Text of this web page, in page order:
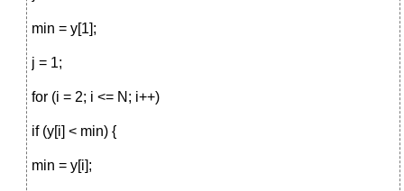
min = y[1];
j = 1;
for (i = 2; i <= N; i++)
if (y[i] < min) {
min = y[i];